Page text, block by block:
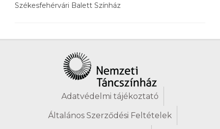
Székesfehérvári Balett Színház
Adatvédelmi tájékoztató
Általános Szerződési Feltételek